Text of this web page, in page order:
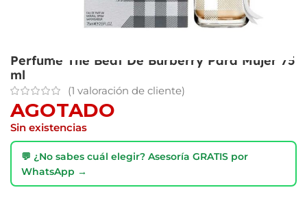
Perfume The Beat De Burberry Para Mujer 75
ml
(1 valoración de cliente)
AGOTADO
Sin existencias
💬 ¿No sabes cuál elegir? Asesoría GRATIS por
WhatsApp →